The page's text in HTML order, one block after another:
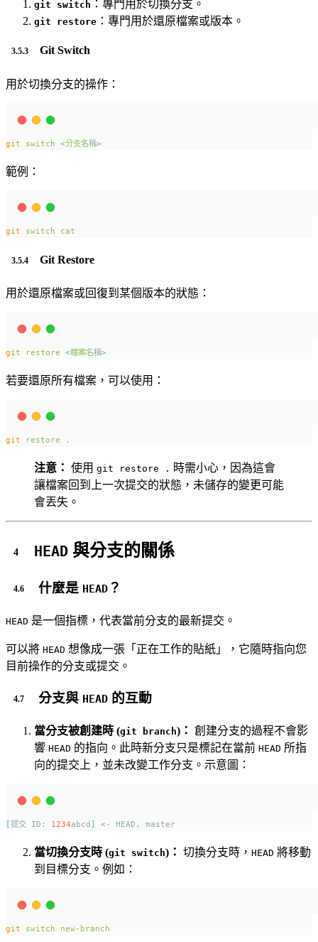
git switch ：專門用於切換分支。
git restore ：專門用於還原檔案或版本。
Git Switch
用於切換分支的操作：
git switch <分支名稱>
範例：
git switch cat
Git Restore
用於還原檔案或回復到某個版本的狀態：
git restore <檔案名稱>
若要還原所有檔案，可以使用：
git restore .
注意： 使用 git restore . 時需小心，因為這會
讓檔案回到上一次提交的狀態，未儲存的變更可能
會丟失。
HEAD 與分支的關係
什麼是 HEAD ？
HEAD 是一個指標，代表當前分支的最新提交。
可以將 HEAD 想像成一張「正在工作的貼紙」，它隨時指向您
目前操作的分支或提交。
分支與 HEAD 的互動
當分支被創建時 (git branch)： 創建分支的過程不會影
響 HEAD 的指向。此時新分支只是標記在當前 HEAD 所指
向的提交上，並未改變工作分支。示意圖：
[提交 ID: 1234abcd ] <- HEAD, master
當切換分支時 (git switch)： 切換分支時， HEAD 將移動
到目標分支。例如：
git switch new-branch